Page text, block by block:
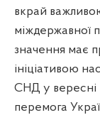
вкрай
міждержавної
значення має
ініціативою
СНД у вересні
перемога